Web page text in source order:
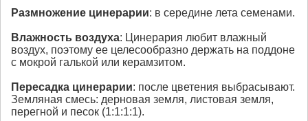
Размножение цинерарии: в середине лета семенами.
Влажность воздуха: Цинерария любит влажный
воздух, поэтому ее целесообразно держать на поддоне
с мокрой галькой или керамзитом.
Пересадка цинерарии: после цветения выбрасывают.
Земляная смесь: дерновая земля, листовая земля,
перегной и песок (1:1:1:1).